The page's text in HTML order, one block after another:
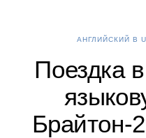
АНГЛИЙСКИЙ В
Поездка
Брайтон-